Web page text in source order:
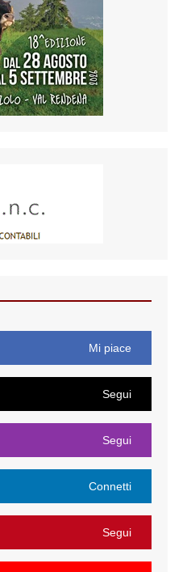
Mi piace
Segui
Segui
Connetti
Segui